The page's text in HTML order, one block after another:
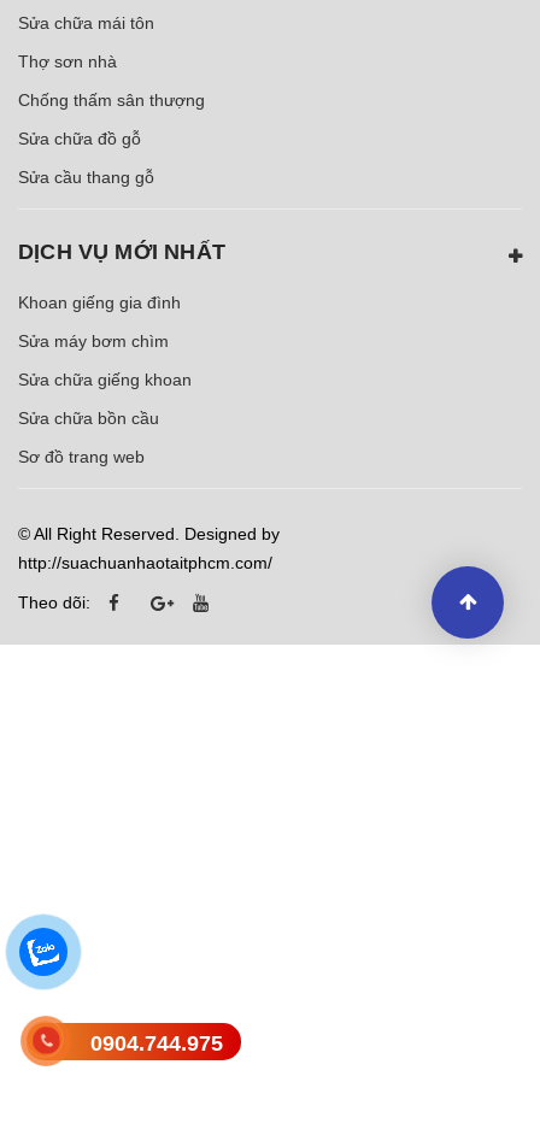
Sửa chữa mái tôn
Thợ sơn nhà
Chống thấm sân thượng
Sửa chữa đồ gỗ
Sửa cầu thang gỗ
DỊCH VỤ MỚI NHẤT
Khoan giếng gia đình
Sửa máy bơm chìm
Sửa chữa giếng khoan
Sửa chữa bồn cầu
Sơ đồ trang web
© All Right Reserved. Designed by
http://suachuanhaotaitphcm.com/
Theo dõi:
0904.744.975